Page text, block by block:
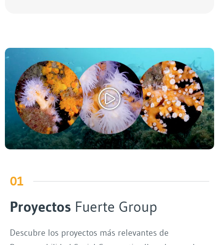
01
Proyectos Fuerte Group
Descubre los proyectos más relevantes de